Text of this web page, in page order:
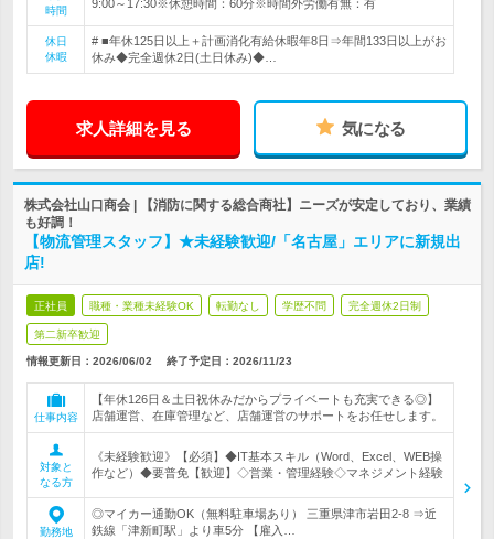
時間
9:00～17:30※休憩時間：60分※時間外労働有無：有
休日
休暇
# ■年休125日以上＋計画消化有給休暇年8日⇒年間133日以上がお
休み◆完全週休2日(土日休み)◆…
求人詳細を見る 気になる
株式会社山口商会 | 【消防に関する総合商社】ニーズが安定しており、業績
も好調！
【物流管理スタッフ】★未経験歓迎/「名古屋」エリアに新規出
店!
正社員 職種・業種未経験OK 転勤なし 学歴不問 完全週休2日制
第二新卒歓迎
情報更新日：2026/06/02 終了予定日： 2026/11/23
仕事内容
【年休126日＆土日祝休みだからプライベートも充実できる◎】
店舗運営、在庫管理など、店舗運営のサポートをお任せします。
対象と
なる方
《未経験歓迎》【必須】◆IT基本スキル（Word、Excel、WEB操
作など）◆要普免【歓迎】◇営業・管理経験◇マネジメント経験
勤務地
◎マイカー通勤OK（無料駐車場あり） 三重県津市岩田2-8 ⇒近
鉄線「津新町駅」より車5分 【雇入…